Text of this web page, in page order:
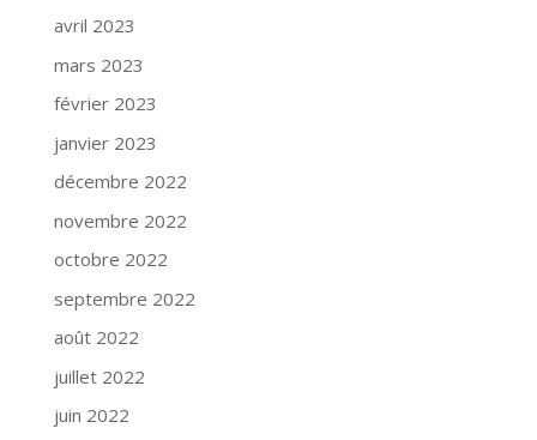
avril 2023
mars 2023
février 2023
janvier 2023
décembre 2022
novembre 2022
octobre 2022
septembre 2022
août 2022
juillet 2022
juin 2022